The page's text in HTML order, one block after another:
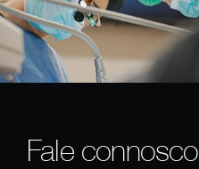
Fale connosco